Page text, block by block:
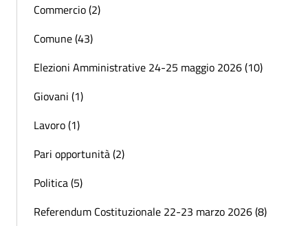
Commercio (2)
Comune (43)
Elezioni Amministrative 24-25 maggio 2026 (10)
Giovani (1)
Lavoro (1)
Pari opportunità (2)
Politica (5)
Referendum Costituzionale 22-23 marzo 2026 (8)